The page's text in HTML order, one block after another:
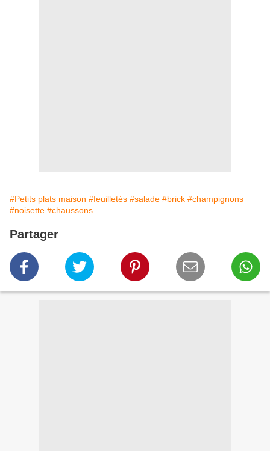
#Petits plats maison #feuilletés #salade #brick #champignons
#noisette #chaussons
Partager